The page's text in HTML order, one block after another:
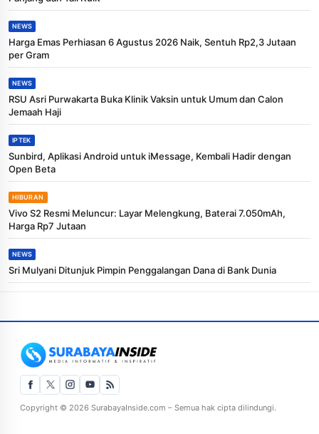
NEWS
Harga Emas Perhiasan 6 Agustus 2026 Naik, Sentuh Rp2,3 Jutaan
per Gram
NEWS
RSU Asri Purwakarta Buka Klinik Vaksin untuk Umum dan Calon
Jemaah Haji
IPTEK
Sunbird, Aplikasi Android untuk iMessage, Kembali Hadir dengan
Open Beta
HIBURAN
Vivo S2 Resmi Meluncur: Layar Melengkung, Baterai 7.050mAh,
Harga Rp7 Jutaan
NEWS
Sri Mulyani Ditunjuk Pimpin Penggalangan Dana di Bank Dunia
Copyright © 2026 SurabayaInside.com – Semua hak cipta dilindungi.